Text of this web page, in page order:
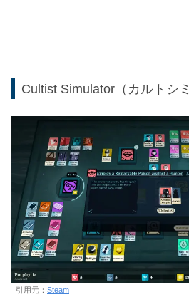
Cultist Simulator（カルトシ
引用元： Steam